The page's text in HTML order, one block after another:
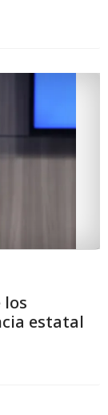
los
estatal